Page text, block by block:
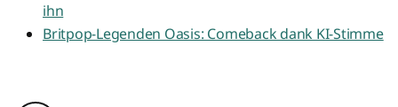
ihn
Britpop-Legenden Oasis: Comeback dank KI-Stimme